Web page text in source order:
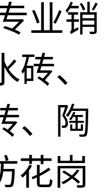
业销
、
、陶
花岗